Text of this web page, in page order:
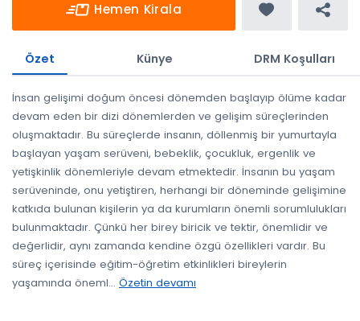
Hemen Kirala
Özet Künye DRM Koşulları
İnsan gelişimi doğum öncesi dönemden başlayıp ölüme kadar
devam eden bir dizi dönemlerden ve gelişim süreçlerinden
oluşmaktadır. Bu süreçlerde insanın, döllenmiş bir yumurtayla
başlayan yaşam serüveni, bebeklik, çocukluk, ergenlik ve
yetişkinlik dönemleriyle devam etmektedir. İnsanın bu yaşam
serüveninde, onu yetiştiren, herhangi bir döneminde gelişimine
katkıda bulunan kişilerin ya da kurumların önemli sorumlulukları
bulunmaktadır. Çünkü her birey biricik ve tektir, önemlidir ve
değerlidir, aynı zamanda kendine özgü özellikleri vardır. Bu
süreç içerisinde eğitim-öğretim etkinlikleri bireylerin
yaşamında öneml... Özetin devamı